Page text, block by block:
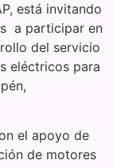
está invitando
a participar en
del servicio
eléctricos para
el apoyo de
de motores